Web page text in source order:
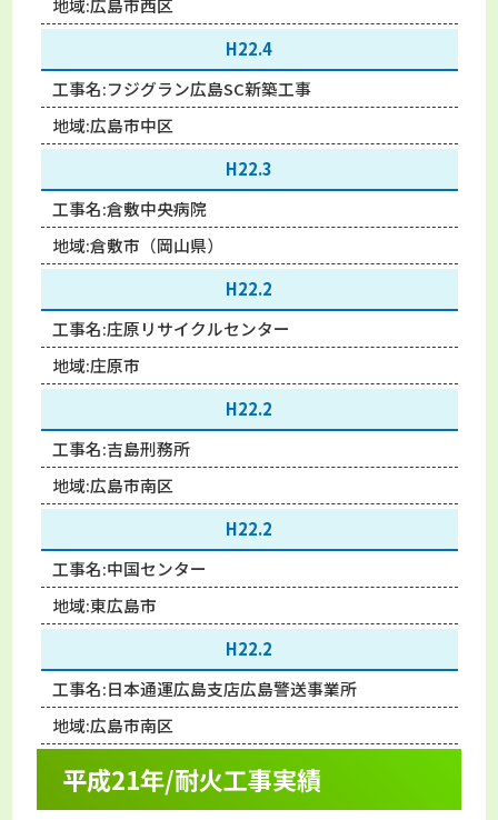
地域:広島市西区
H22.4
工事名:フジグラン広島SC新築工事
地域:広島市中区
H22.3
工事名:倉敷中央病院
地域:倉敷市（岡山県）
H22.2
工事名:庄原リサイクルセンター
地域:庄原市
H22.2
工事名:吉島刑務所
地域:広島市南区
H22.2
工事名:中国センター
地域:東広島市
H22.2
工事名:日本通運広島支店広島警送事業所
地域:広島市南区
平成21年/耐火工事実績